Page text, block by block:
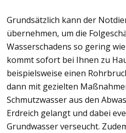
Grundsätzlich kann der
übernehmen, um die
Wasserschadens so gering
kommt sofort bei Ihnen zu
beispielsweise einen
dann mit gezielten
Schmutzwasser aus den
Erdreich gelangt und dabei
Grundwasser verseucht.